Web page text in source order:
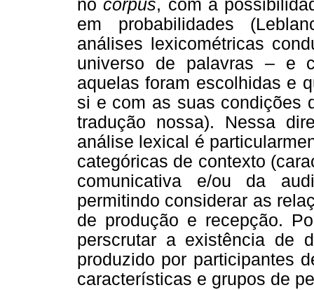
nocorpus, com a
em probabilidades
análises lexicométricas
universo de palavras – e
aquelas foram escolhidas e
si e com as suas condições
tradução nossa). Nessa
análise lexical é
categóricas de contexto
comunicativa e/ou da
permitindo considerar as
de produção e recepção.
perscrutar a existência de
produzido por participantes
características e grupos de